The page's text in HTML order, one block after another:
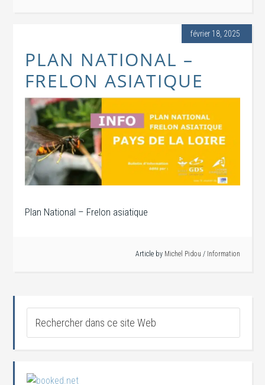
février 18, 2025
PLAN NATIONAL –
FRELON ASIATIQUE
Plan National – Frelon asiatique
Article by Michel Pidou / Information